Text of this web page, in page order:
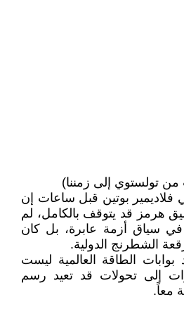
تولستوي إلى زمننا)
بوتين قبل ساعات إن
هرمز قد يتوقف بالكامل، لم
سياق أزمة عابرة، بل كان
الشطرنج الدولية.
بوابات الطاقة العالمية ليست
إلى تحولات قد تعيد رسم
معاً.